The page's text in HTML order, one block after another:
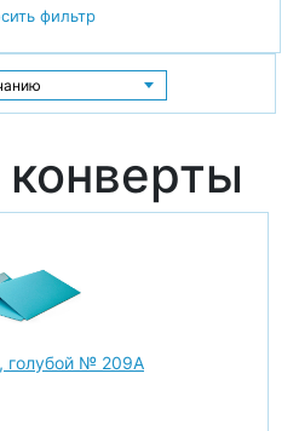
фильтр
голубой № 209А